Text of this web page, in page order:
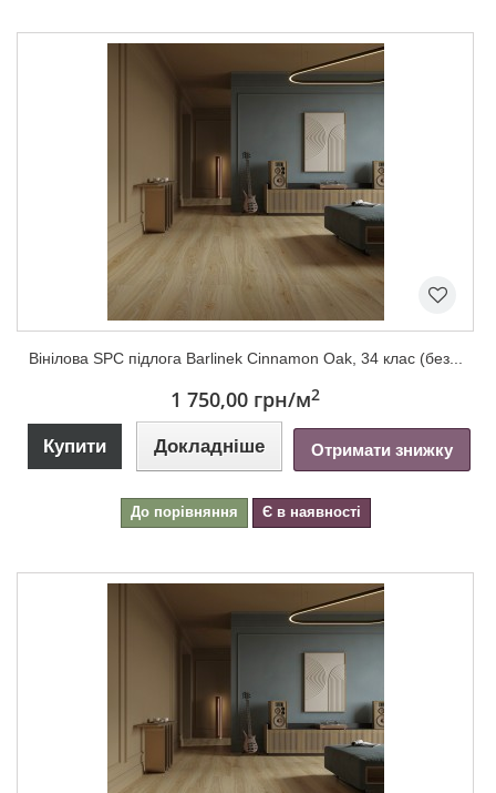
Вінілова SPC підлога Barlinek Cinnamon Oak, 34 клас (без...
1 750,00 грн/м2
Купити Докладніше Отримати знижку
До порівняння Є в наявності